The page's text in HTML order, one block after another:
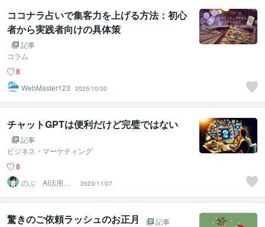
ココナラ占いで集客力を上げる方法：初心
者から実践者向けの具体策
記事
コラム
8
WebMaster123
2025/10/30
チャットGPTは便利だけど完璧ではない
記事
ビジネス・マーケティング
8
のぶ AI活用か
んたんコンテン
ツ制作術
2023/11/07
驚きのご依頼ラッシュのお正月
記事